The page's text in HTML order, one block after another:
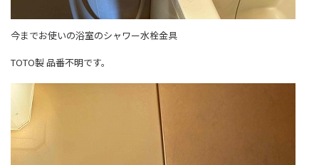
今までお使いの浴室のシャワー水栓金具
TOTO製 品番不明です。